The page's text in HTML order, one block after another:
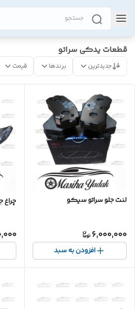
قطعات یدکی سراتو
جدیدترین برندها قیمت
لنت جلو سراتو سیکو
6,000,000
افزودن به سبد
چراغ